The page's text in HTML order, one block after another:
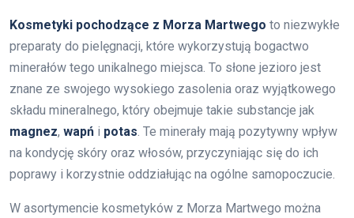
Kosmetyki pochodzące z Morza Martwego to niezwykłe
preparaty do pielęgnacji, które wykorzystują bogactwo
minerałów tego unikalnego miejsca. To słone jezioro jest
znane ze swojego wysokiego zasolenia oraz wyjątkowego
składu mineralnego, który obejmuje takie substancje jak
magnez, wapń i potas. Te minerały mają pozytywny wpływ
na kondycję skóry oraz włosów, przyczyniając się do ich
poprawy i korzystnie oddziałując na ogólne samopoczucie.
W asortymencie kosmetyków z Morza Martwego można